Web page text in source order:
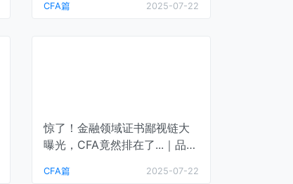
CFA篇 2025-07-22
惊了！金融领域证书鄙视链大
曝光，CFA竟然排在了...｜品职
CFA篇 2025-07-22